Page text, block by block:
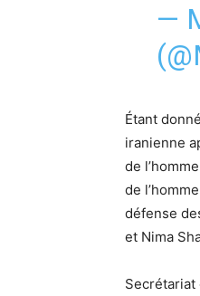
—
Étant
iranienne
de
de
défense
et Nima
Secrétariat